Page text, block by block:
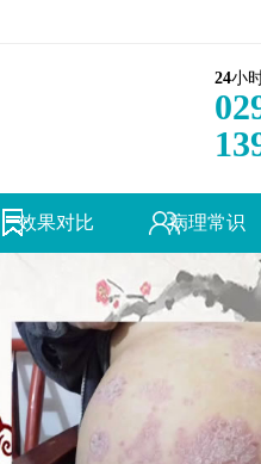
24小
效果对比 病理常识